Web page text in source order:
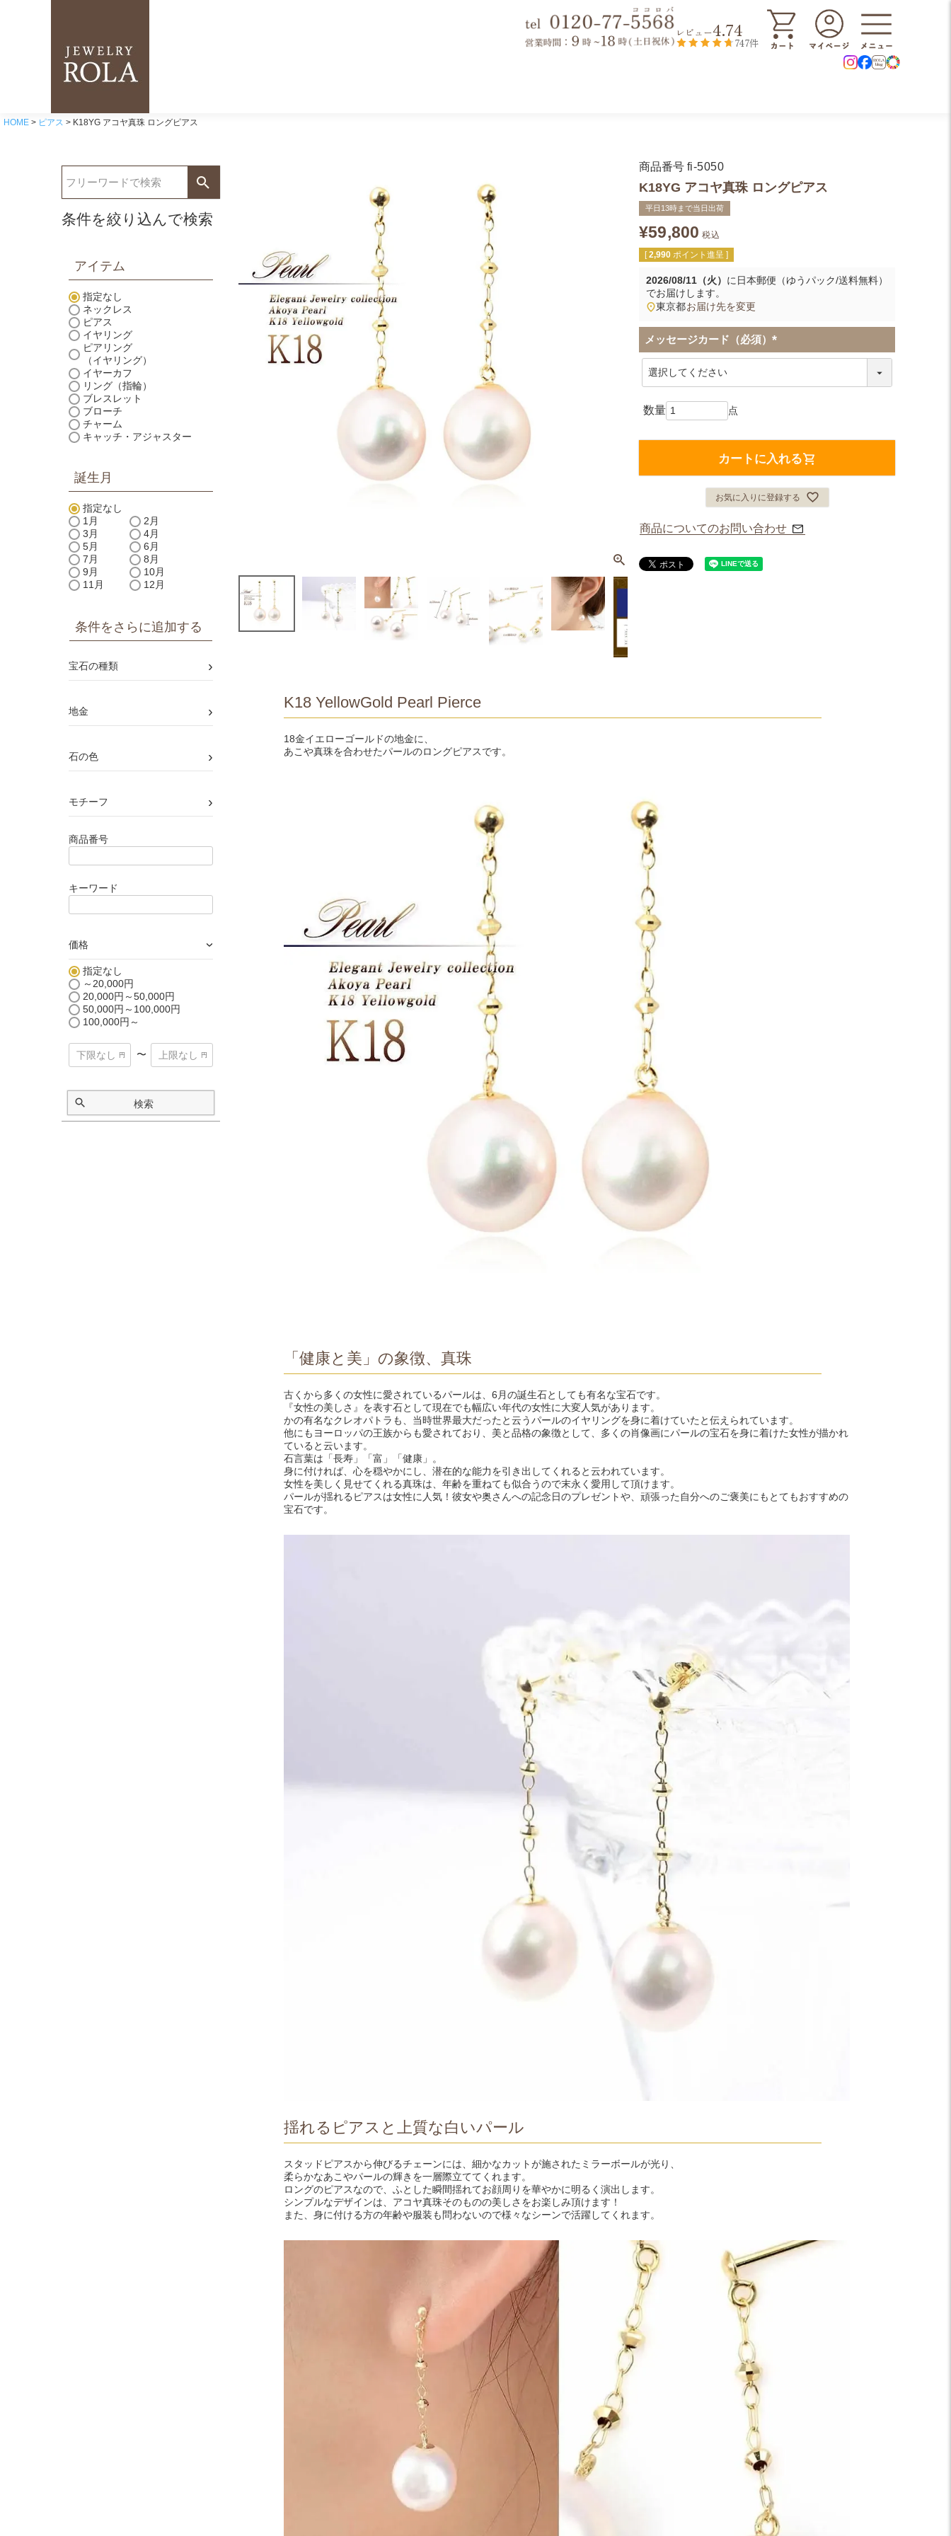
レビュー4.74
747件
HOME ピアス K18YG アコヤ真珠 ロングピアス
条件を絞り込んで検索
アイテム
指定なし
ネックレス
ピアス
イヤリング
ピアリング
（イヤリング）
イヤーカフ
リング（指輪）
ブレスレット
ブローチ
チャーム
キャッチ・アジャスター
誕生月
指定なし
1月
2月
3月
4月
5月
6月
7月
8月
9月
10月
11月
12月
条件をさらに追加する
宝石の種類 ›
地金 ›
石の色 ›
モチーフ ›
商品番号
キーワード
価格 ›
指定なし
～20,000円
20,000円～50,000円
50,000円～100,000円
100,000円～
〜
検索
商品番号 fi-5050
K18YG アコヤ真珠 ロングピアス
平日13時まで当日出荷
¥59,800 税込
[ 2,990 ポイント進呈 ]
2026/08/11（火） に 日本郵便（ゆうパック/送料無料）
でお届けします。
東京都お届け先を変更
メッセージカード（必須）
(
カートに入れる
お気に入りに登録する
商品についてのお問い合わせ
K18 YellowGold Pearl Pierce
18金イエローゴールドの地金に、
あこや真珠を合わせたパールのロングピアスです。
「健康と美」の象徴、真珠
古くから多くの女性に愛されているパールは、6月の誕生石としても有名な宝石です。
『女性の美しさ』を表す石として現在でも幅広い年代の女性に大変人気があります。
かの有名なクレオパトラも、当時世界最大だったと云うパールのイヤリングを身に着けていたと伝えられています。
他にもヨーロッパの王族からも愛されており、美と品格の象徴として、多くの肖像画にパールの宝石を身に着けた女性が描かれ
ていると云います。
石言葉は「長寿」「富」「健康」。
身に付ければ、心を穏やかにし、潜在的な能力を引き出してくれると云われています。
女性を美しく見せてくれる真珠は、年齢を重ねても似合うので末永く愛用して頂けます。
パールが揺れるピアスは女性に人気！彼女や奥さんへの記念日のプレゼントや、頑張った自分へのご褒美にもとてもおすすめの
宝石です。
揺れるピアスと上質な白いパール
スタッドピアスから伸びるチェーンには、細かなカットが施されたミラーボールが光り、
柔らかなあこやパールの輝きを一層際立ててくれます。
ロングのピアスなので、ふとした瞬間揺れてお顔周りを華やかに明るく演出します。
シンプルなデザインは、アコヤ真珠そのものの美しさをお楽しみ頂けます！
また、身に付ける方の年齢や服装も問わないので様々なシーンで活躍してくれます。